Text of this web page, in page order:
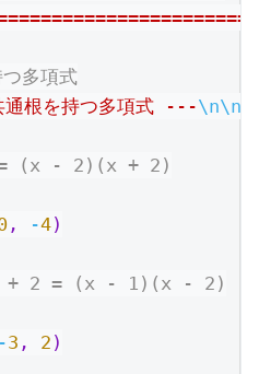
多項式
根を持つ多項式 ---\n\n
(x - 2)(x + 2)
, -4)
+ 2 = (x - 1)(x - 2)
-3 , 2 )